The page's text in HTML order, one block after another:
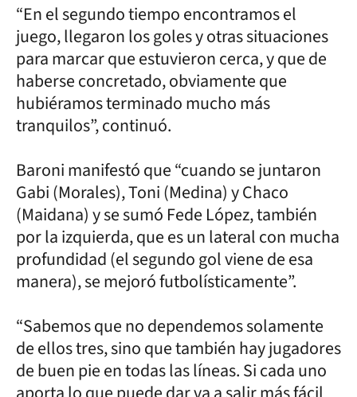
“En el segundo tiempo encontramos el
juego, llegaron los goles y otras situaciones
para marcar que estuvieron cerca, y que de
haberse concretado, obviamente que
hubiéramos terminado mucho más
tranquilos”, continuó.
Baroni manifestó que “cuando se juntaron
Gabi (Morales), Toni (Medina) y Chaco
(Maidana) y se sumó Fede López, también
por la izquierda, que es un lateral con mucha
profundidad (el segundo gol viene de esa
manera), se mejoró futbolísticamente”.
“Sabemos que no dependemos solamente
de ellos tres, sino que también hay jugadores
de buen pie en todas las líneas. Si cada uno